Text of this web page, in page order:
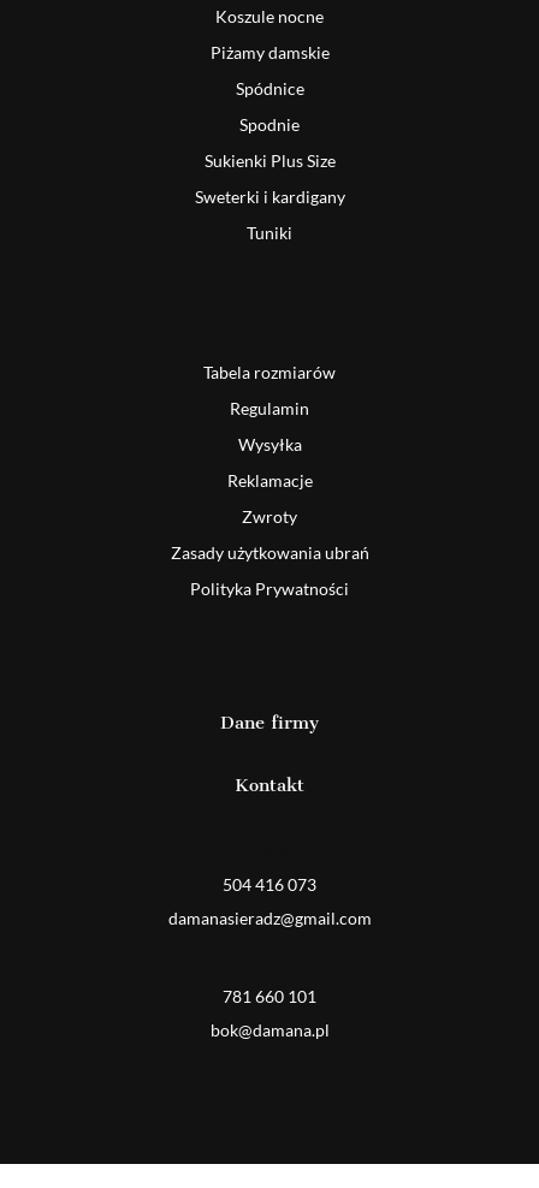
Koszule nocne
Piżamy damskie
Spódnice
Spodnie
Sukienki Plus Size
Sweterki i kardigany
Tuniki
Tabela rozmiarów
Regulamin
Wysyłka
Reklamacje
Zwroty
Zasady użytkowania ubrań
Polityka Prywatności
Dane firmy
Kontakt
504 416 073
damanasieradz@gmail.com
781 660 101
bok@damana.pl